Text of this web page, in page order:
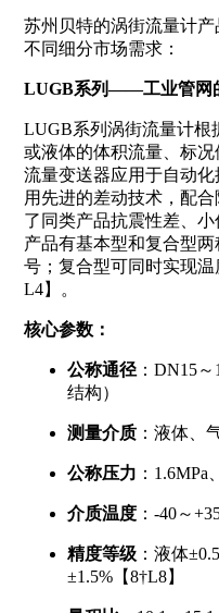
苏州贝特的涡街流量计
不同细分市场需求：
LUGB系列——工业管网
LUGB系列涡街流量计根
或液体的体积流量、标
流量变送器应用于自动
用先进的差动技术，配
了同类产品抗震性差、小
产品有基本型和复合型
号；复合型可同时实现
L4】。
核心参数：
公称通径：DN15～
结构）
测量介质：液体、
公称压力 ：1.6MPa
介质温度：-40～
精度等级：液体
±1.5%【8†L8】